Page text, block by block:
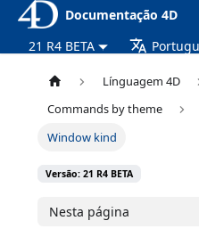
Documentação 4D
21 R4 BETA
Línguagem 4D
Commands by theme
Window kind
Versão: 21 R4 BETA
Nesta página